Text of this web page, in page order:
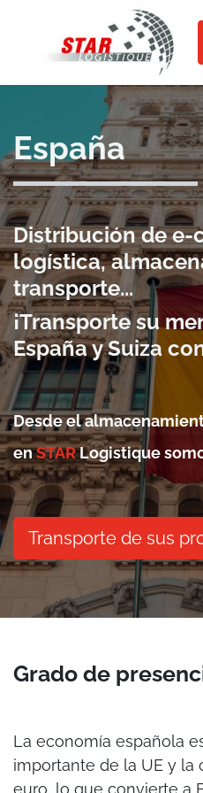
España
Distribución de e-
logística,
transporte...
¡Transporte su
España y Suiza
Desde el
enSTARLogistique
Transporte de sus
Grado de
La economía española
importante de la UE y la
euro, lo que convierte a